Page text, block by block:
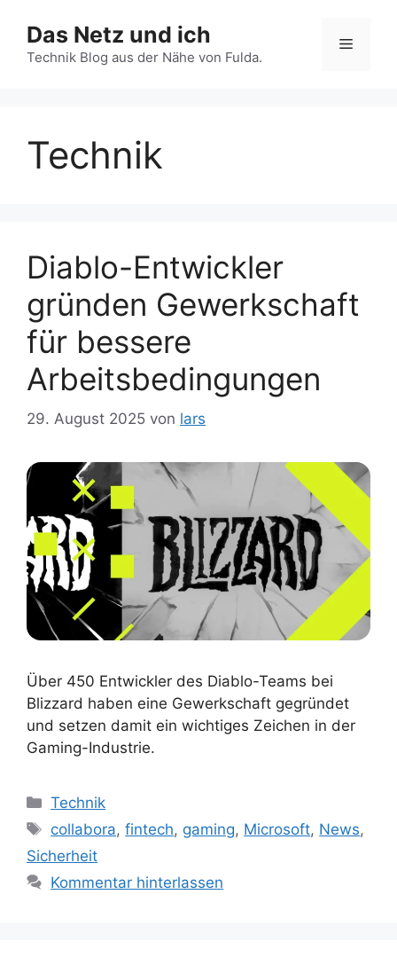
Inhalt
springen
Das Netz und ich
Technik Blog aus der Nähe von Fulda.
Menü
Technik
Diablo-Entwickler
gründen Gewerkschaft
für bessere
Arbeitsbedingungen
29. August 2025 von lars
Über 450 Entwickler des Diablo-Teams bei
Blizzard haben eine Gewerkschaft gegründet
und setzen damit ein wichtiges Zeichen in der
Gaming-Industrie.
Kategorien
Technik
Schlagwörter
collabora,fintech, gaming, Microsoft, News,
Sicherheit
Kommentar hinterlassen